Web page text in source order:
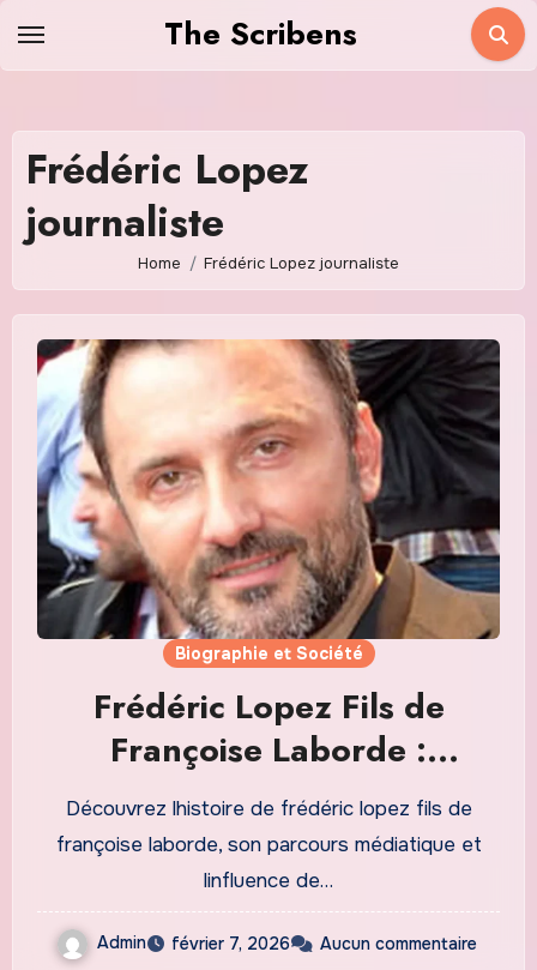
The Scribens
Frédéric Lopez
journaliste
Home Frédéric Lopez journaliste
Biographie et Société
Frédéric Lopez Fils de
Françoise Laborde :
Héritage, Carrière et
Influence dans lEspace
Public Français
Découvrez lhistoire de frédéric lopez fils de
françoise laborde, son parcours médiatique et
linfluence de…
Admin février 7, 2026 Aucun commentaire